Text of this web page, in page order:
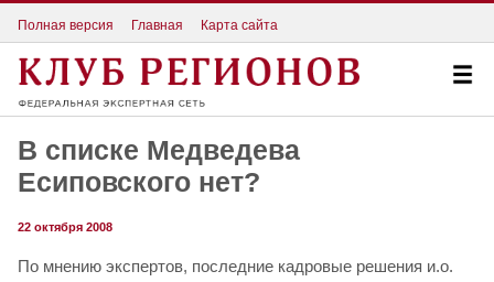
Полная версия Главная Карта сайта
В списке Медведева
Есиповского нет?
22 октября 2008
По мнению экспертов, последние кадровые решения и.о.